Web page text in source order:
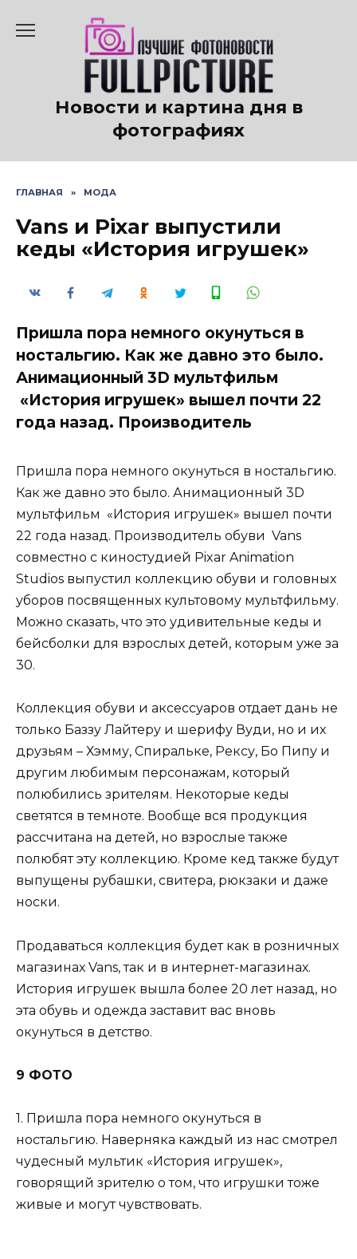
содержанию
Новости и картина дня в
фотографиях
ГЛАВНАЯ » МОДА
Vans и Pixar выпустили
кеды «История игрушек»
Пришла пора немного окунуться в
ностальгию. Как же давно это было.
Анимационный 3D мультфильм
«История игрушек» вышел почти 22
года назад. Производитель
Пришла пора немного окунуться в ностальгию.
Как же давно это было. Анимационный 3D
мультфильм «История игрушек» вышел почти
22 года назад. Производитель обуви Vans
совместно с киностудией Pixar Animation
Studios выпустил коллекцию обуви и головных
уборов посвященных культовому мультфильму.
Можно сказать, что это удивительные кеды и
бейсболки для взрослых детей, которым уже за
30.
Коллекция обуви и аксессуаров отдает дань не
только Баззу Лайтеру и шерифу Вуди, но и их
друзьям – Хэмму, Спиральке, Рексу, Бо Пипу и
другим любимым персонажам, который
полюбились зрителям. Некоторые кеды
светятся в темноте. Вообще вся продукция
рассчитана на детей, но взрослые также
полюбят эту коллекцию. Кроме кед также будут
выпущены рубашки, свитера, рюкзаки и даже
носки.
Продаваться коллекция будет как в розничных
магазинах Vans, так и в интернет-магазинах.
История игрушек вышла более 20 лет назад, но
эта обувь и одежда заставит вас вновь
окунуться в детство.
9 ФОТО
1. Пришла пора немного окунуться в
ностальгию. Наверняка каждый из нас смотрел
чудесный мультик «История игрушек»,
говорящий зрителю о том, что игрушки тоже
живые и могут чувствовать.